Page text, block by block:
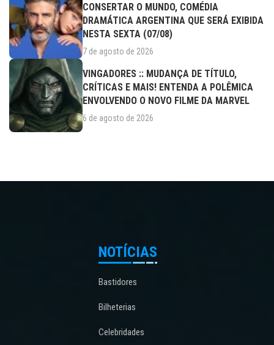
CONSERTAR O MUNDO, COMÉDIA
DRAMÁTICA ARGENTINA QUE SERÁ EXIBIDA
NESTA SEXTA (07/08)
7 de agosto de 2026
VINGADORES :: MUDANÇA DE TÍTULO,
CRÍTICAS E MAIS! ENTENDA A POLÊMICA
ENVOLVENDO O NOVO FILME DA MARVEL
6 de agosto de 2026
NOTÍCIAS
Bastidores
Bilheterias
Celebridades